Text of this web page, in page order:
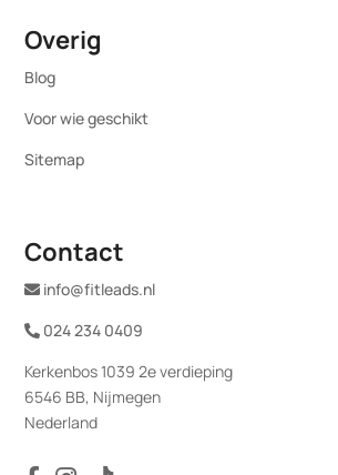
Overig
Blog
Voor wie geschikt
Sitemap
Contact
info@fitleads.nl
024 234 0409
Kerkenbos 1039 2e verdieping
6546 BB, Nijmegen
Nederland